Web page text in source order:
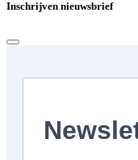
Inschrijven nieuwsbrief